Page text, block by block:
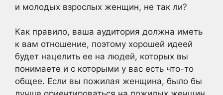
и молодых взрослых женщин, не так ли?
Как правило, ваша аудитория должна иметь
к вам отношение, поэтому хорошей идеей
будет нацелить ее на людей, которых вы
понимаете и с которыми у вас есть что-то
общее. Если вы пожилая женщина, было бы